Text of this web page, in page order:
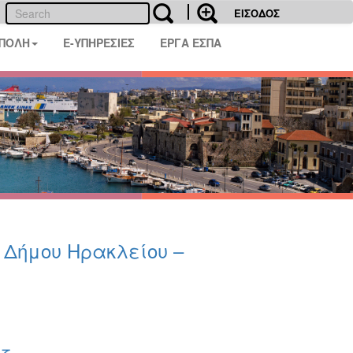
ΕΙΣΟΔΟΣ
E-ΥΠΗΡΕΣΙΕΣ ΕΡΓΑ ΕΣΠΑ
Ηρακλείου –